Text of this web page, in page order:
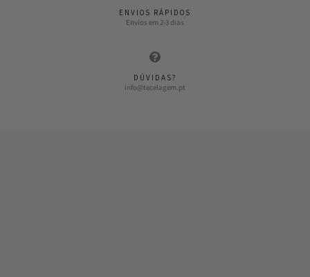
ENVIOS RÁPIDOS
Envios em 2-3 dias
DÚVIDAS?
info@tecelagem.pt